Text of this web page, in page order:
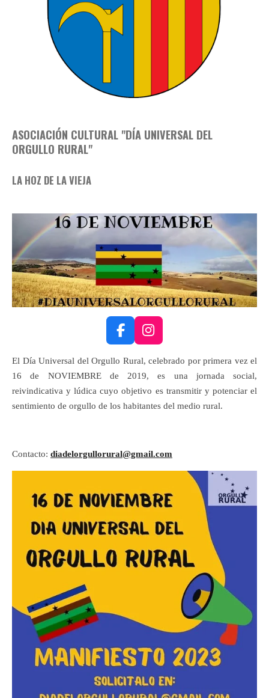
ASOCIACIÓN CULTURAL "DÍA UNIVERSAL DEL
ORGULLO RURAL"
LA HOZ DE LA VIEJA
F
a
c
b
o
I
n
s
t
a
g
El Día Universal del Orgullo Rural, celebrado por primera vez el
16 de NOVIEMBRE de 2019, es una jornada social,
reivindicativa y lúdica cuyo objetivo es transmitir y potenciar el
sentimiento de orgullo de los habitantes del medio rural.
Contacto: diadelorgullorural@gmail.com